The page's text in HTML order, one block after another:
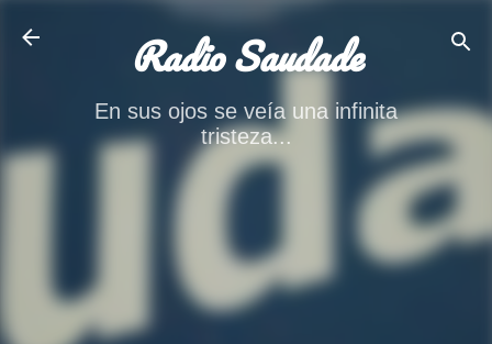
Radio Saudade
En sus ojos se veía una infinita
tristeza...